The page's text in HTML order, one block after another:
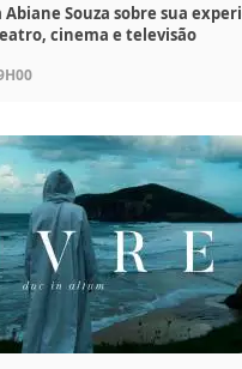
Souza sobre sua
cinema e televisão